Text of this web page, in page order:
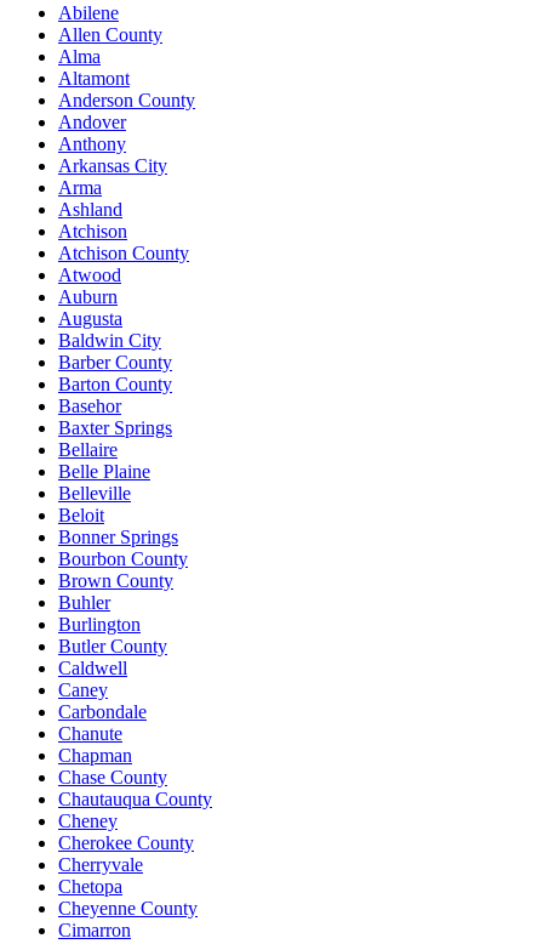
Abilene
Allen County
Alma
Altamont
Anderson County
Andover
Anthony
Arkansas City
Arma
Ashland
Atchison
Atchison County
Atwood
Auburn
Augusta
Baldwin City
Barber County
Barton County
Basehor
Baxter Springs
Bellaire
Belle Plaine
Belleville
Beloit
Bonner Springs
Bourbon County
Brown County
Buhler
Burlington
Butler County
Caldwell
Caney
Carbondale
Chanute
Chapman
Chase County
Chautauqua County
Cheney
Cherokee County
Cherryvale
Chetopa
Cheyenne County
Cimarron